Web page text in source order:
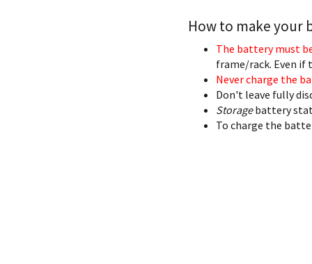
How to make your
The battery must
frame/rack. Even if
Never charge the
Don't leave fully
Storagebattery
To charge the